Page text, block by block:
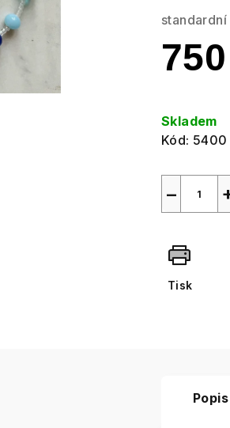
standardní
cena:
Skladem
Kód: 5400
−
Tisk
Popis